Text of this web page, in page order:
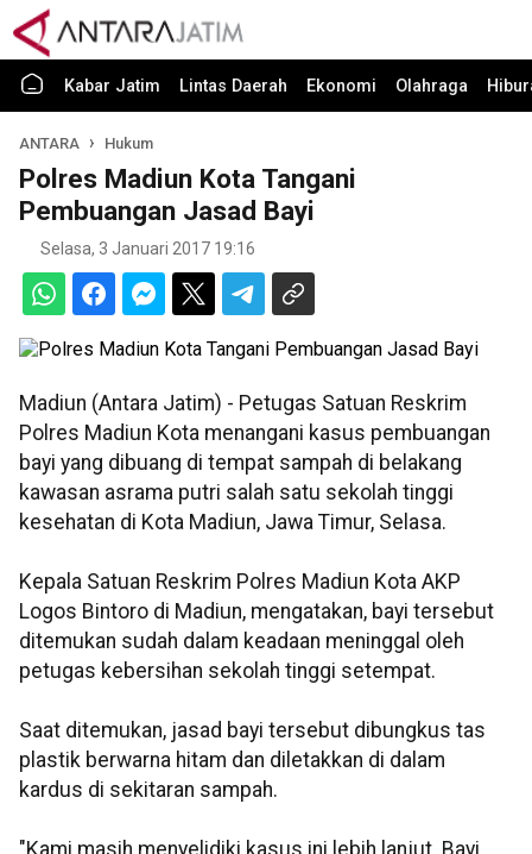
Kabar Jatim Lintas Daerah Ekonomi Olahraga
ANTARA Hukum
Polres Madiun Kota Tangani
Pembuangan Jasad Bayi
Selasa, 3 Januari 2017 19:16
Madiun (Antara Jatim) - Petugas Satuan Reskrim
Polres Madiun Kota menangani kasus pembuangan
bayi yang dibuang di tempat sampah di belakang
kawasan asrama putri salah satu sekolah tinggi
kesehatan di Kota Madiun, Jawa Timur, Selasa.
Kepala Satuan Reskrim Polres Madiun Kota AKP
Logos Bintoro di Madiun, mengatakan, bayi tersebut
ditemukan sudah dalam keadaan meninggal oleh
petugas kebersihan sekolah tinggi setempat.
Saat ditemukan, jasad bayi tersebut dibungkus tas
plastik berwarna hitam dan diletakkan di dalam
kardus di sekitaran sampah.
"Kami masih menyelidiki kasus ini lebih lanjut. Bayi